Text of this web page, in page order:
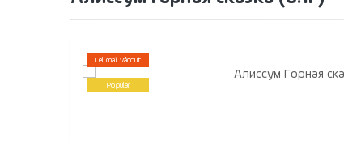
Cel mai vândut
Popular